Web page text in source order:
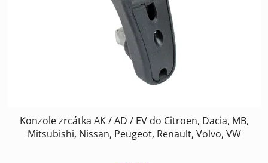
Konzole zrcátka AK / AD / EV do Citroen, Dacia, MB,
Mitsubishi, Nissan, Peugeot, Renault, Volvo, VW